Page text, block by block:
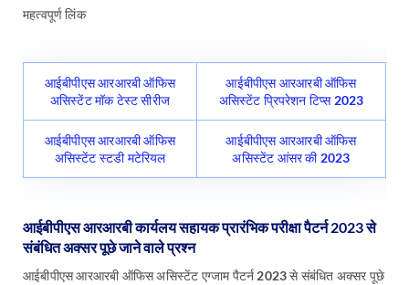
महत्वपूर्ण लिंक
आईबीपीएस आरआरबी ऑफिस
असिस्टेंट मॉक टेस्ट सीरीज
आईबीपीएस आरआरबी ऑफिस
असिस्टेंट प्रिपरेशन टिप्स 2023
आईबीपीएस आरआरबी ऑफिस
असिस्टेंट स्टडी मटेरियल
आईबीपीएस आरआरबी ऑफिस
असिस्टेंट आंसर की 2023
आईबीपीएस आरआरबी कार्यलय सहायक प्रारंभिक परीक्षा पैटर्न 2023 से
संबंधित अक्सर पूछे जाने वाले प्रश्न
आईबीपीएस आरआरबी ऑफिस असिस्टेंट एग्जाम पैटर्न 2023 से संबंधित अक्सर पूछे